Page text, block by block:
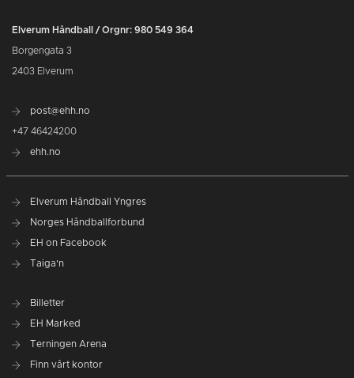
Elverum Håndball / Orgnr: 980 549 364
Borgengata 3
2403 Elverum
post@ehh.no
+47 46424200
ehh.no
Elverum Håndball Yngres
Norges Håndballforbund
EH on Facebook
Taiga'n
Billetter
EH Marked
Terningen Arena
Finn vårt kontor